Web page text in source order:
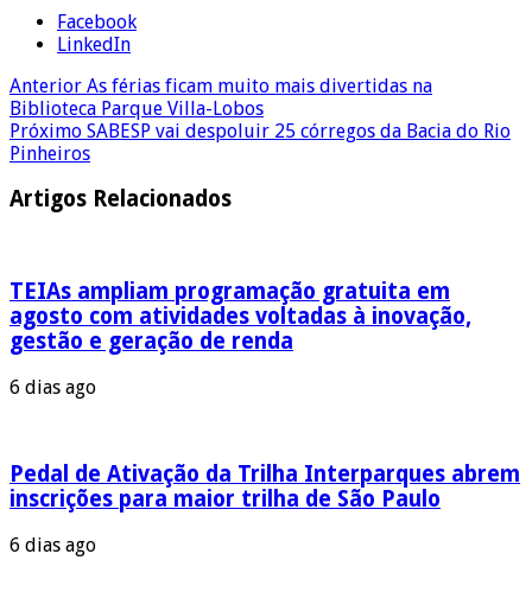
Facebook
LinkedIn
Anterior As férias ficam muito mais divertidas na
Biblioteca Parque Villa-Lobos
Próximo SABESP vai despoluir 25 córregos da Bacia do Rio
Pinheiros
Artigos Relacionados
TEIAs ampliam programação gratuita em
agosto com atividades voltadas à inovação,
gestão e geração de renda
6 dias ago
Pedal de Ativação da Trilha Interparques abrem
inscrições para maior trilha de São Paulo
6 dias ago